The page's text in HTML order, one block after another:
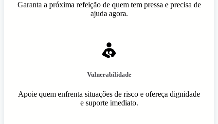
Garanta a próxima refeição de quem tem pressa e precisa de
ajuda agora.
Vulnerabilidade
Apoie quem enfrenta situações de risco e ofereça dignidade
e suporte imediato.